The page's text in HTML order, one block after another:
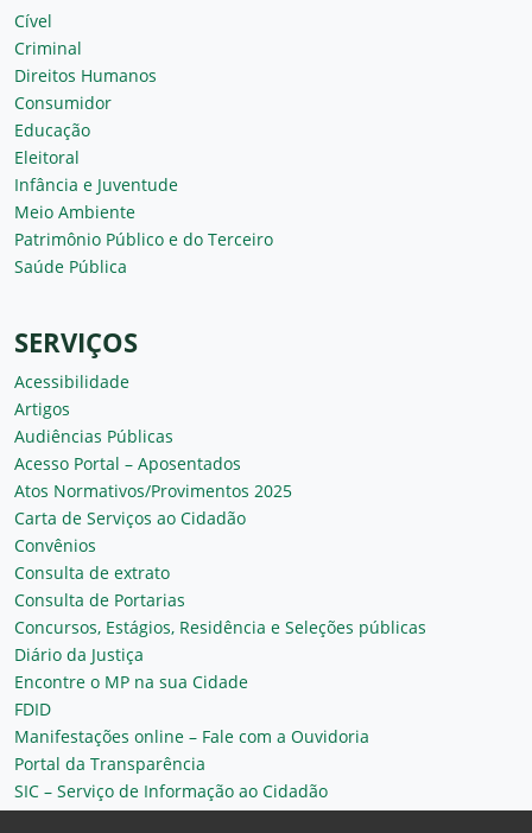
Cível
Criminal
Direitos Humanos
Consumidor
Educação
Eleitoral
Infância e Juventude
Meio Ambiente
Patrimônio Público e do Terceiro
Saúde Pública
SERVIÇOS
Acessibilidade
Artigos
Audiências Públicas
Acesso Portal – Aposentados
Atos Normativos/Provimentos 2025
Carta de Serviços ao Cidadão
Convênios
Consulta de extrato
Consulta de Portarias
Concursos, Estágios, Residência e Seleções públicas
Diário da Justiça
Encontre o MP na sua Cidade
FDID
Manifestações online – Fale com a Ouvidoria
Portal da Transparência
SIC – Serviço de Informação ao Cidadão
Plantão MP do Ceará